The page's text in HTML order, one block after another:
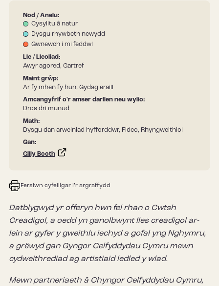
Nod / Anelu:
Cysylltu â natur
Dysgu rhywbeth newydd
Gwnewch i mi feddwl
Lle / Lleoliad:
Awyr agored, Gartref
Maint grŵp:
Ar fy mhen fy hun, Gydag eraill
Amcangyfrif o'r amser darllen neu wylio:
Dros dri munud
Math:
Dysgu dan arweiniad hyfforddwr, Fideo, Rhyngweithiol
Gan:
Gilly Booth
Fersiwn cyfeillgar i’r argraffydd
Datblygwyd yr offeryn hwn fel rhan o Cwtsh
Creadigol, a oedd yn ganolbwynt lles creadigol ar-
lein ar gyfer y gweithlu iechyd a gofal yng Nghymru,
a grëwyd gan Gyngor Celfyddydau Cymru mewn
cydweithrediad ag artistiaid ledled y wlad.
Mewn partneriaeth â Chyngor Celfyddydau Cymru,